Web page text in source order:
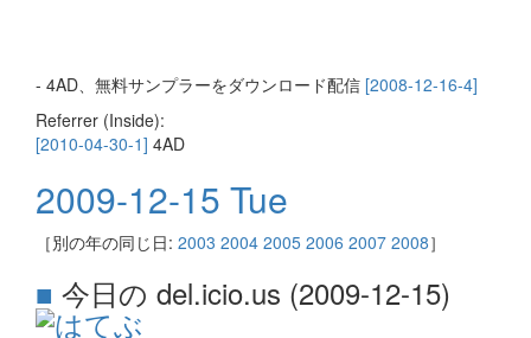
- 4AD、無料サンプラーをダウンロード配信 [2008-12-16-4]
Referrer (Inside):
[2010-04-30-1] 4AD
2009-12-15 Tue
［別の年の同じ日: 2003 2004 2005 2006 2007 2008］
■ 今日の del.icio.us (2009-12-15)